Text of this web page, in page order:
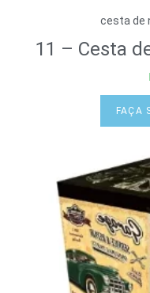
cesta de
11 – Cesta
FAÇA